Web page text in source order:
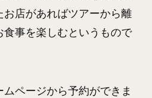
お店があればツアーから離
食事を楽しむというもので
ページから予約ができま